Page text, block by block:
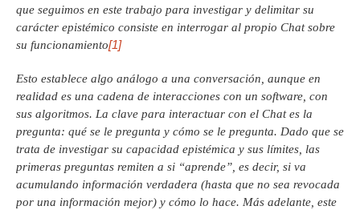
que seguimos en este trabajo para investigar y delimitar su
carácter epistémico consiste en interrogar al propio Chat sobre
su funcionamiento[1]
Esto establece algo análogo a una conversación, aunque en
realidad es una cadena de interacciones con un software, con
sus algoritmos. La clave para interactuar con el Chat es la
pregunta: qué se le pregunta y cómo se le pregunta. Dado que se
trata de investigar su capacidad epistémica y sus límites, las
primeras preguntas remiten a si “aprende”, es decir, si va
acumulando información verdadera (hasta que no sea revocada
por una información mejor) y cómo lo hace. Más adelante, este